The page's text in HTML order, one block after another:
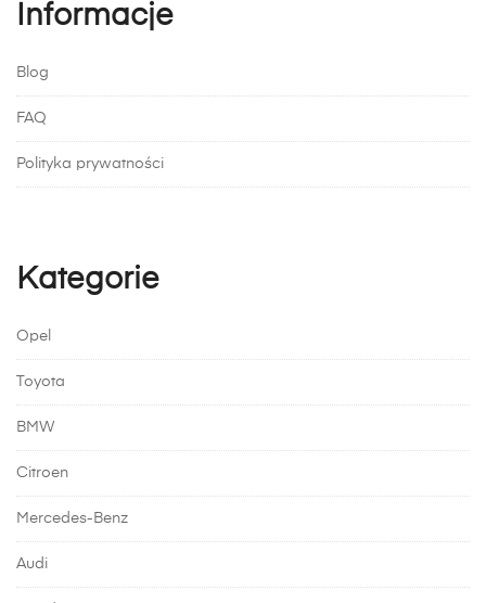
Informacje
Blog
FAQ
Polityka prywatności
Kategorie
Opel
Toyota
BMW
Citroen
Mercedes-Benz
Audi